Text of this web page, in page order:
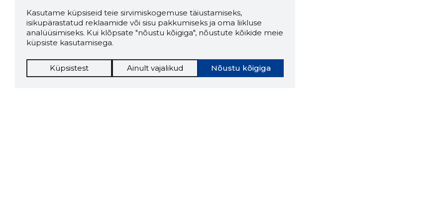
Kasutame küpsiseid teie sirvimiskogemuse täiustamiseks,
isikupärastatud reklaamide või sisu pakkumiseks ja oma liikluse
analüüsimiseks. Kui klõpsate "nõustu kõigiga", nõustute kõikide meie
küpsiste kasutamisega.
Nõustu kõigiga
Küpsistest Ainult vajalikud